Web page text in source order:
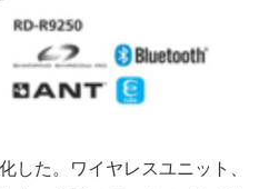
した。ワイヤレスユニット、